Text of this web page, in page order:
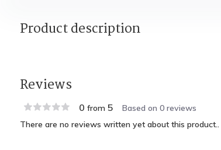
Product description
Reviews
0 from 5 Based on 0 reviews
There are no reviews written yet about this product..